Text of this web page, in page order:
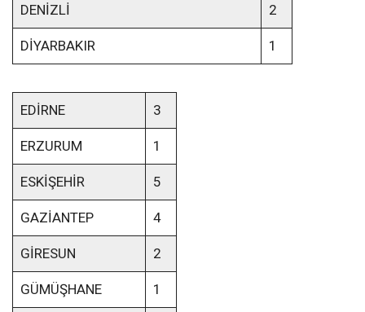
DENİZLİ 2
DİYARBAKIR 1
EDİRNE 3
ERZURUM 1
ESKİŞEHİR 5
GAZİANTEP 4
GİRESUN 2
GÜMÜŞHANE 1